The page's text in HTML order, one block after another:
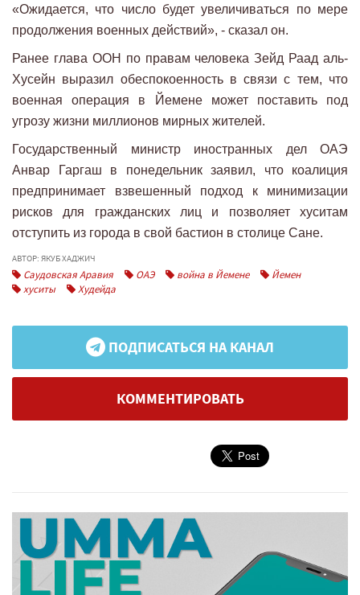
«Ожидается, что число будет увеличиваться по мере
продолжения военных действий», - сказал он.
Ранее глава ООН по правам человека Зейд Раад аль-
Хусейн выразил обеспокоенность в связи с тем, что
военная операция в Йемене может поставить под
угрозу жизни миллионов мирных жителей.
Государственный министр иностранных дел ОАЭ
Анвар Гаргаш в понедельник заявил, что коалиция
предпринимает взвешенный подход к минимизации
рисков для гражданских лиц и позволяет хуситам
отступить из города в свой бастион в столице Сане.
АВТОР: ЯКУБ ХАДЖИЧ
Саудовская Аравия ОАЭ война в Йемене
Йемен
хуситы
Худейда
ПОДПИСАТЬСЯ НА КАНАЛ
КОММЕНТИРОВАТЬ